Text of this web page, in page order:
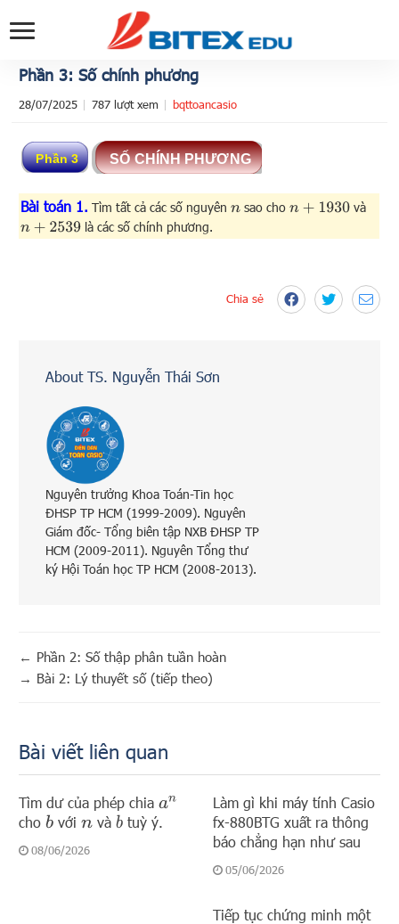
Phần 3: Số chính phương
28/07/2025 787 lượt xem bqttoancasio
Bài toán 1. Tìm tất cả các số nguyênnsao cho n+1930
và
n+2539 là các số chính phương.
Chia sẻ
About TS. Nguyễn Thái Sơn
Nguyên trưởng Khoa Toán-Tin học
ĐHSP TP HCM (1999-2009). Nguyên
Giám đốc- Tổng biên tập NXB ĐHSP TP
HCM (2009-2011). Nguyên Tổng thư
ký Hội Toán học TP HCM (2008-2013).
← Phần 2: Số thập phân tuần hoàn
→ Bài 2: Lý thuyết số (tiếp theo)
Bài viết liên quan
Tìm dư của phép chiaan
chob vớinvà b tuỳ ý.
08/06/2026
Làm gì khi máy tính Casio
fx-880BTG xuất ra thông
báo chẳng hạn như sau
05/06/2026
Tiếp tục chứng minh một